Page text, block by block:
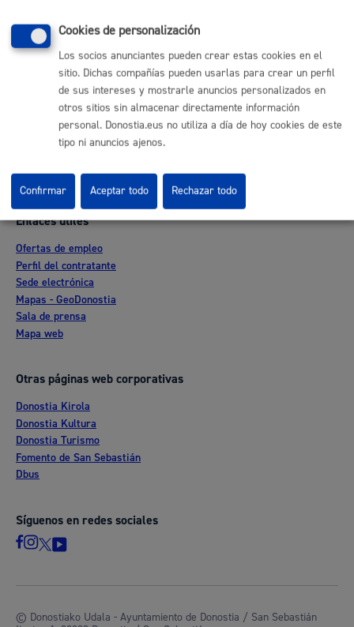
Comunícate con el Ayuntamiento de Donostia / San
Sebastián
(gratuito desde Donostia / San Sebastián)
(+34) 943 481 000
Informar de un error en la web
Enlaces útiles
Ofertas de empleo
Perfil del contratante
Sede electrónica
Mapas - GeoDonostia
Sala de prensa
Mapa web
Otras páginas web corporativas
Donostia Kirola
Donostia Kultura
Donostia Turismo
Fomento de San Sebastián
Dbus
Síguenos en redes sociales
© Donostiako Udala - Ayuntamiento de Donostia / San Sebastián
Cookies de personalización
Los socios anunciantes pueden crear estas cookies en el
sitio. Dichas compañías pueden usarlas para crear un perfil
de sus intereses y mostrarle anuncios personalizados en
otros sitios sin almacenar directamente información
personal. Donostia.eus no utiliza a día de hoy cookies de este
tipo ni anuncios ajenos.
Rechazar todo
Confirmar Aceptar todo